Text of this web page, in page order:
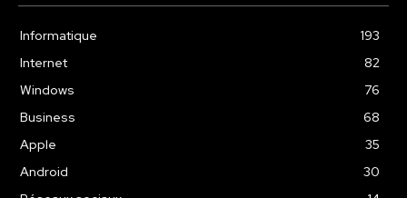
Informatique
193
Internet
82
Windows
76
Business
68
Apple
35
Android
30